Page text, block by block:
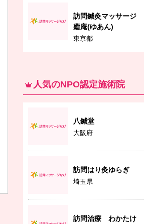
訪問鍼灸マッサージ
癒庵(ゆあん)
東京都
人気のNPO認定施術院
八鍼堂
大阪府
訪問はり灸ゆらぎ
埼玉県
訪問治療 わかたけ